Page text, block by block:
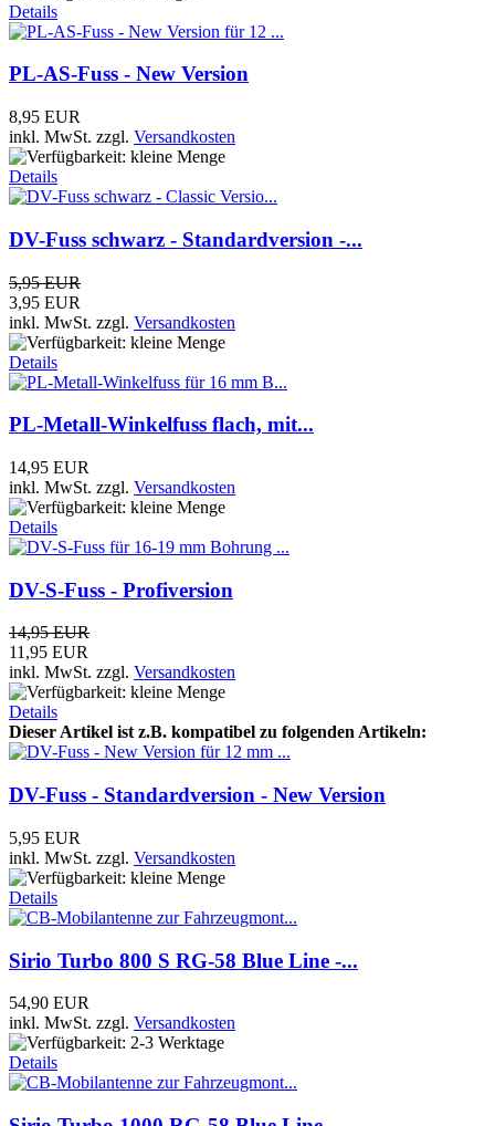
Details
PL-AS-Fuss - New Version
8,95 EUR
inkl. MwSt. zzgl. Versandkosten
Details
DV-Fuss schwarz - Standardversion -...
5,95 EUR
3,95 EUR
inkl. MwSt. zzgl. Versandkosten
Details
PL-Metall-Winkelfuss flach, mit...
14,95 EUR
inkl. MwSt. zzgl. Versandkosten
Details
DV-S-Fuss - Profiversion
14,95 EUR
11,95 EUR
inkl. MwSt. zzgl. Versandkosten
Details
Dieser Artikel ist z.B. kompatibel zu folgenden Artikeln:
DV-Fuss - Standardversion - New Version
5,95 EUR
inkl. MwSt. zzgl. Versandkosten
Details
Sirio Turbo 800 S RG-58 Blue Line -...
54,90 EUR
inkl. MwSt. zzgl. Versandkosten
Details